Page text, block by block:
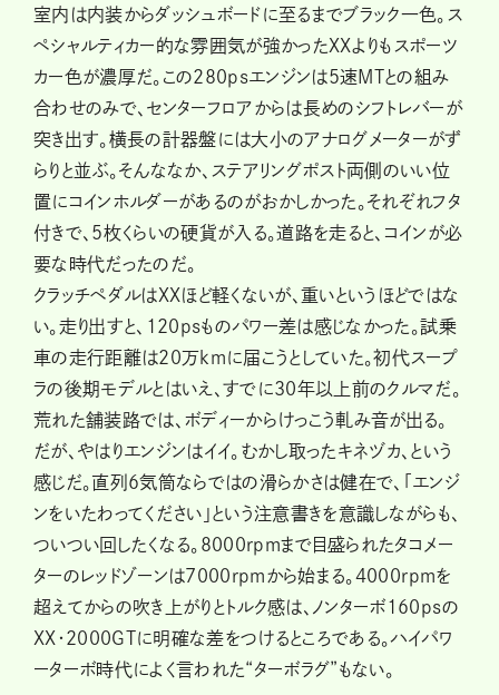
室内は内装からダッシュボードに至るまでブラック一色。ス
ペシャルティカー的な雰囲気が強かったXXよりもスポーツ
カー色が濃厚だ。この280psエンジンは5速MTとの組み
合わせのみで、センターフロアからは長めのシフトレバーが
突き出す。横長の計器盤には大小のアナログメーターがず
らりと並ぶ。そんななか、ステアリングポスト両側のいい位
置にコインホルダーがあるのがおかしかった。それぞれフタ
付きで、5枚くらいの硬貨が入る。道路を走ると、コインが必
要な時代だったのだ。
クラッチペダルはXXほど軽くないが、重いというほどではな
い。走り出すと、120psものパワー差は感じなかった。試乗
車の走行距離は20万kmに届こうとしていた。初代スープ
ラの後期モデルとはいえ、すでに30年以上前のクルマだ。
荒れた舗装路では、ボディーからけっこう軋み音が出る。
だが、やはりエンジンはイイ。むかし取ったキネヅカ、という
感じだ。直列6気筒ならではの滑らかさは健在で、「エンジ
ンをいたわってください」という注意書きを意識しながらも、
ついつい回したくなる。8000rpmまで目盛られたタコメー
ターのレッドゾーンは7000rpmから始まる。4000rpmを
超えてからの吹き上がりとトルク感は、ノンターボ160psの
XX・2000GTに明確な差をつけるところである。ハイパワ
ーターボ時代によく言われた“ターボラグ”もない。